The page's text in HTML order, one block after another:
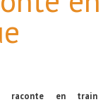
raconte en train